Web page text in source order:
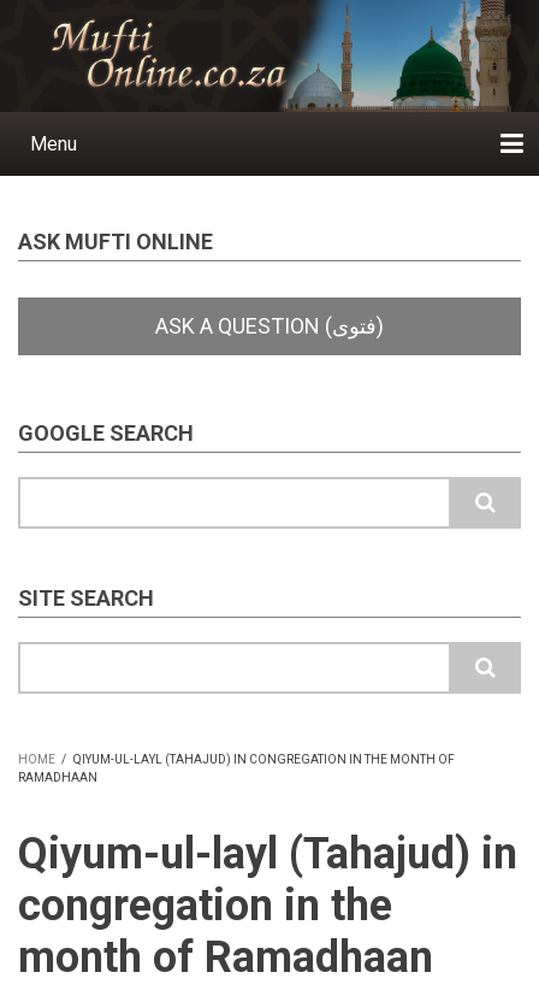
Main
Menu
ASK MUFTI ONLINE
GOOGLE SEARCH
SITE SEARCH
BREADCRUMB
HOME / QIYUM-UL-LAYL (TAHAJUD) IN CONGREGATION IN THE MONTH OF
RAMADHAAN
Qiyum-ul-layl (Tahajud) in
congregation in the
month of Ramadhaan